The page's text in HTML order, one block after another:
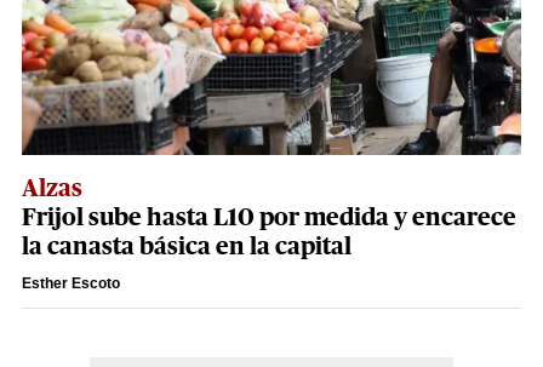
Alzas
Frijol sube hasta L10 por medida y encarece
la canasta básica en la capital
Esther Escoto